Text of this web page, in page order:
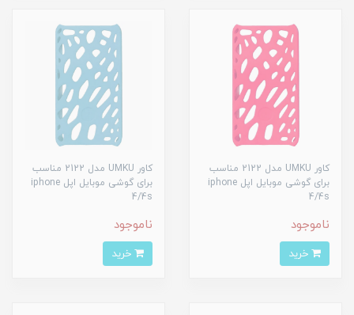
کاور UMKU مدل 2122 مناسب
برای گوشی موبایل اپل iphone
4/4s
ناموجود
کاور UMKU مدل 2122 مناسب
برای گوشی موبایل اپل iphone
4/4s
ناموجود